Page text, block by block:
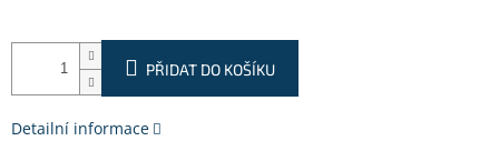
PŘIDAT DO KOŠÍKU
Detailní informace